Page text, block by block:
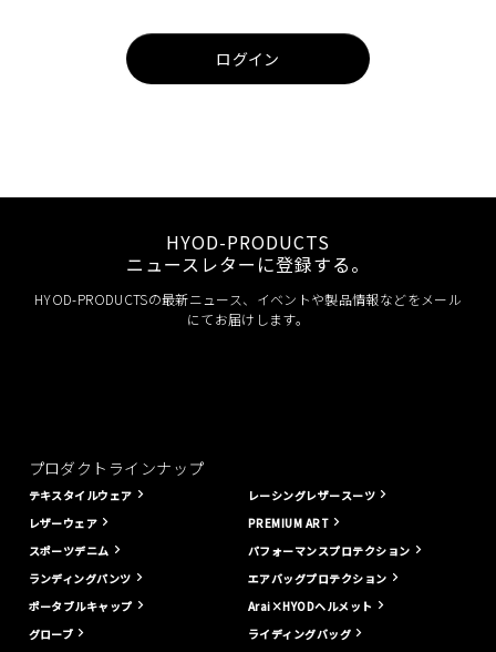
ログイン
HYOD-PRODUCTS
ニュースレターに登録する。
HYOD-PRODUCTSの最新ニュース、イベントや製品情報などをメール
にてお届けします。
プロダクトラインナップ
テキスタイルウェア
レザーウェア
スポーツデニム
ランディングパンツ
ポータブルキャップ
グローブ
レーシングレザースーツ
PREMIUM ART
パフォーマンスプロテクション
エアバッグプロテクション
Arai×HYODヘルメット
ライディングバッグ